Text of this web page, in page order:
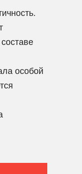
особой